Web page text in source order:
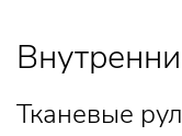
Тканевые